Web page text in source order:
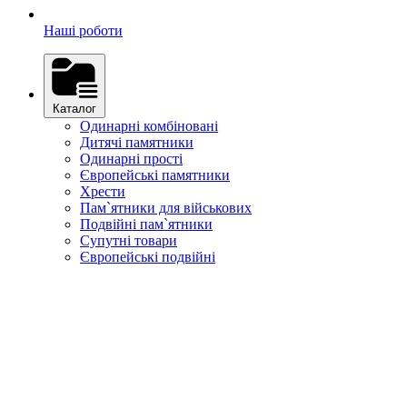
Наші роботи
Каталог
Одинарні комбіновані
Дитячі памятники
Одинарні прості
Європейські памятники
Хрести
Пам`ятники для військових
Подвійні пам`ятники
Супутні товари
Європейські подвійні